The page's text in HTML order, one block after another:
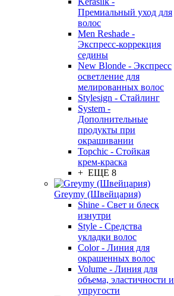
Премиальный уход для
волос
Men Reshade -
Экспресс-коррекция
седины
New Blonde - Экспресс
осветление для
мелированных волос
Stylesign - Стайлинг
System -
Дополнительные
продукты при
окрашивании
Topchic - Стойкая
крем-краска
+ ЕЩЕ 8
Greymy (Швейцария)
Shine - Свет и блеск
изнутри
Style - Средства
укладки волос
Color - Линия для
окрашенных волос
Volume - Линия для
объема, эластичности и
упругости